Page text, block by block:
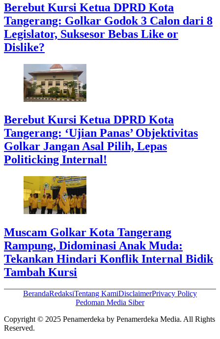
Berebut Kursi Ketua DPRD Kota
Tangerang: Golkar Godok 3 Calon dari 8
Legislator, Suksesor Bebas Like or
Dislike?
Berebut Kursi Ketua DPRD Kota
Tangerang: ‘Ujian Panas’ Objektivitas
Golkar Jangan Asal Pilih, Lepas
Politicking Internal!
Muscam Golkar Kota Tangerang
Rampung, Didominasi Anak Muda:
Tekankan Hindari Konflik Internal Bidik
Tambah Kursi
BerandaRedaksiTentang KamiDisclaimerPrivacy Policy
Pedoman Media Siber
Copyright © 2025 Penamerdeka by Penamerdeka Media. All Rights
Reserved.